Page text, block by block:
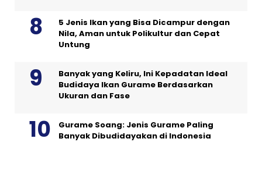
5 Jenis Ikan yang Bisa Dicampur dengan
Nila, Aman untuk Polikultur dan Cepat
Untung
Banyak yang Keliru, Ini Kepadatan Ideal
Budidaya Ikan Gurame Berdasarkan
Ukuran dan Fase
Gurame Soang: Jenis Gurame Paling
Banyak Dibudidayakan di Indonesia